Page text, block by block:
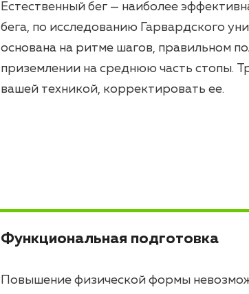
Естественный бег — наиболее
бега, по исследованию Гарвардского
основана на ритме шагов, правильном
приземлении на среднюю часть стопы.
вашей техникой, корректировать ее.
Функциональная подготовка
Повышение физической формы